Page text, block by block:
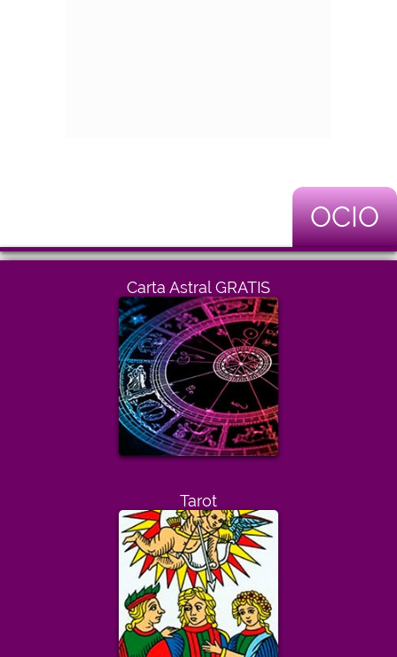
OCIO
Carta Astral GRATIS
Tarot